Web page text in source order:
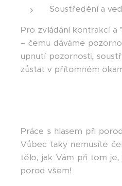
Soustředění a
Pro zvládání kontrakcí a
– čemu dáváme
upnutí pozornosti,
zůstat v přítomném
Práce s hlasem při
Vůbec taky nemusíte
tělo, jak Vám při tom
porod všem!